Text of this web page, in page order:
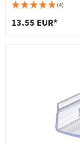
(4)
13.55 EUR*